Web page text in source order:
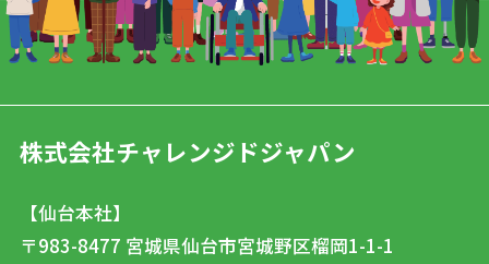
株式会社チャレンジドジャパン
【仙台本社】
〒983-8477 宮城県仙台市宮城野区榴岡1-1-1